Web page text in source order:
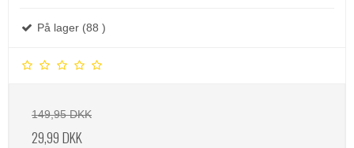
På lager (88 )
149,95 DKK
29,99 DKK